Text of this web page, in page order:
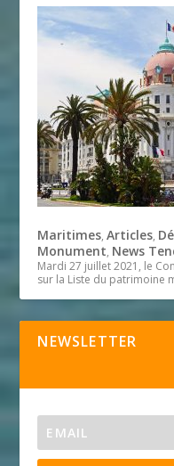
Maritimes,Articles,
Monument, News
Mardi 27 juillet 2021, le
sur la Liste du patrimoine
NEWSLETTER